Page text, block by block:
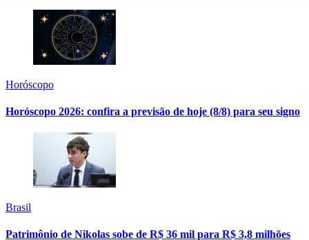
Horóscopo
Horóscopo 2026: confira a previsão de hoje (8/8) para seu signo
Brasil
Patrimônio de Nikolas sobe de R$ 36 mil para R$ 3,8 milhões